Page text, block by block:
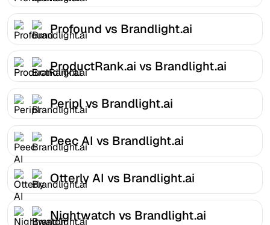
Profound vs Brandlight.ai
ProductRank.ai vs Brandlight.ai
Peripl vs Brandlight.ai
Peec AI vs Brandlight.ai
Otterly AI vs Brandlight.ai
Nightwatch vs Brandlight.ai